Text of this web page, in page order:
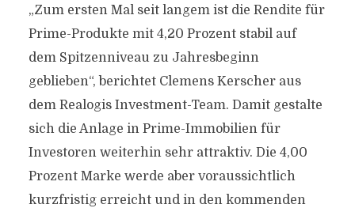
„Zum ersten Mal seit langem ist die Rendite für
Prime-Produkte mit 4,20 Prozent stabil auf
dem Spitzenniveau zu Jahresbeginn
geblieben“, berichtet Clemens Kerscher aus
dem Realogis Investment-Team. Damit gestalte
sich die Anlage in Prime-Immobilien für
Investoren weiterhin sehr attraktiv. Die 4,00
Prozent Marke werde aber voraussichtlich
kurzfristig erreicht und in den kommenden